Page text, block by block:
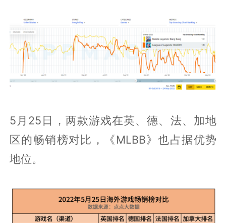
5月25日，两款游戏在英、德、法、加地
区的畅销榜对比，《MLBB》也占据优势
地位。